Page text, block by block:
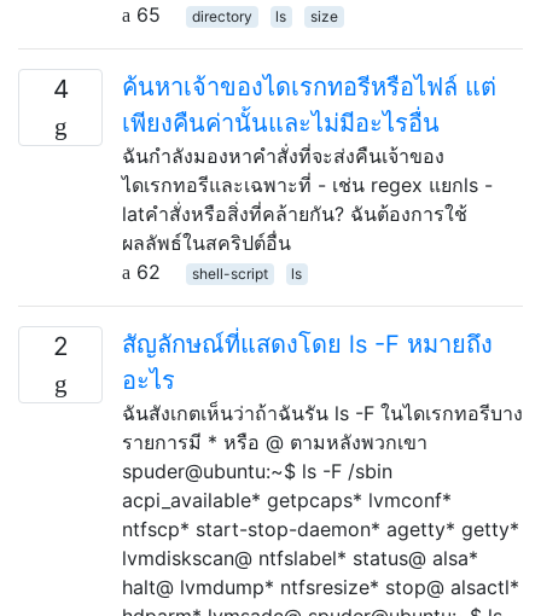
65
directory ls size
4
ค้นหาเจ้าของไดเรกทอรีหรือไฟล์ แต่
เพียงคืนค่านั้นและไม่มีอะไรอื่น
ฉันกำลังมองหาคำสั่งที่จะส่งคืนเจ้าของ
ไดเรกทอรีและเฉพาะที่ - เช่น regex แยกls -
latคำสั่งหรือสิ่งที่คล้ายกัน? ฉันต้องการใช้
ผลลัพธ์ในสคริปต์อื่น
62
shell-script ls
2
สัญลักษณ์ที่แสดงโดย ls -F หมายถึง
อะไร
ฉันสังเกตเห็นว่าถ้าฉันรัน ls -F ในไดเรกทอรีบาง
รายการมี * หรือ @ ตามหลังพวกเขา
spuder@ubuntu:~$ ls -F /sbin
acpi_available* getpcaps* lvmconf*
ntfscp* start-stop-daemon* agetty* getty*
lvmdiskscan@ ntfslabel* status@ alsa*
halt@ lvmdump* ntfsresize* stop@ alsactl*